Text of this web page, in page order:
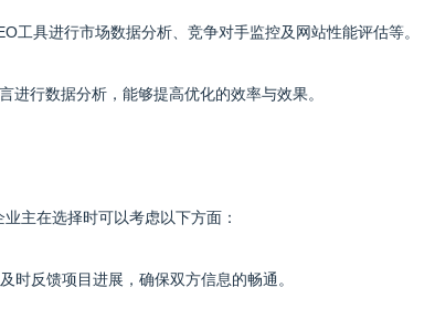
工具进行市场数据分析、竞争对手监控及网站性能评估等。
行数据分析，能够提高优化的效率与效果。
主在选择时可以考虑以下方面：
时反馈项目进展，确保双方信息的畅通。